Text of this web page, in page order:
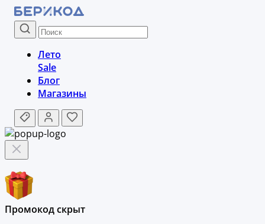
Лето
Sale
Блог
Магазины
Промокод скрыт